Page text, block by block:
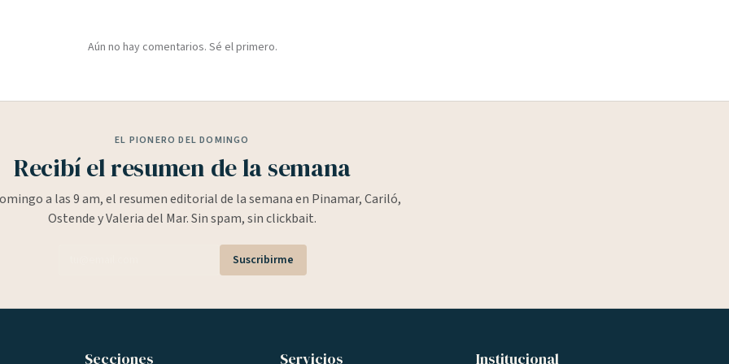
Aún no hay comentarios. Sé el primero.
EL PIONERO DEL DOMINGO
Recibí el resumen de la semana
a las 9 am, el resumen editorial de la semana en Pinamar, Cariló,
Ostende y Valeria del Mar. Sin spam, sin clickbait.
Suscribirme
Secciones Servicios Institucional